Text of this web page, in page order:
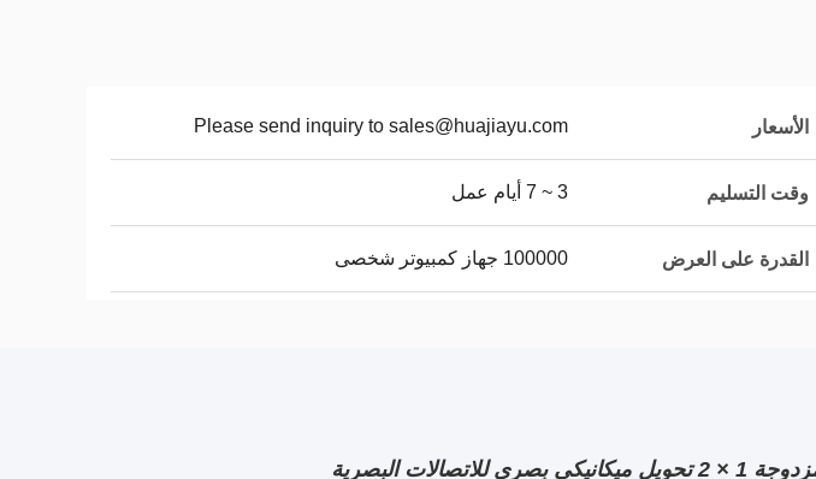
الأسعار Please send inquiry to sales@huajiayu.com
وقت التسليم 3 ~ 7 أيام عمل
القدرة على العرض 100000 جهاز كمبيوتر شخصى
البصرية